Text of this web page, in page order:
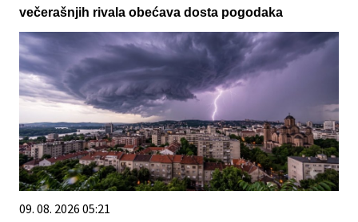
večerašnjih rivala obećava dosta pogodaka
09. 08. 2026 05:21